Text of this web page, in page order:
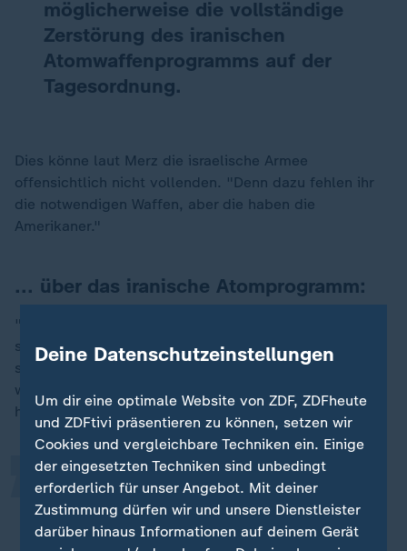
möglicherweise die vollständige
Zerstörung des iranischen
Atomwaffenprogramms auf der
Tagesordnung.
Dies könne laut Merz die israelische Armee
offensichtlich nicht vollenden. "Denn dazu fehlen ihr
die notwendigen Waffen, aber die haben die
Amerikaner."
... über das iranische Atomprogramm:
"Meine Annahme ist, dass es weitgehend beendet ist",
sagte Merz im ZDF, "dass es jedenfalls nicht einfach
so weit fortgesetzt werden kann". Möglicherweise
werde sich erst in einigen Tagen oder Wochen
herausstellen, "wie weit die Zerstörungen da reichen".
Ich gehe jedenfalls davon aus, dass
ein Regime in Teheran nicht einfach
so weitermachen kann wie bis letzte
„
Deine Datenschutzeinstellungen
Um dir eine optimale Website von ZDF, ZDFheute
und ZDFtivi präsentieren zu können, setzen wir
Cookies und vergleichbare Techniken ein. Einige
der eingesetzten Techniken sind unbedingt
erforderlich für unser Angebot. Mit deiner
Zustimmung dürfen wir und unsere Dienstleister
darüber hinaus Informationen auf deinem Gerät